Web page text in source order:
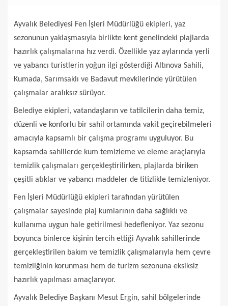
Ayvalık Belediyesi Fen İşleri Müdürlüğü ekipleri, yaz
sezonunun yaklaşmasıyla birlikte kent genelindeki plajlarda
hazırlık çalışmalarına hız verdi. Özellikle yaz aylarında yerli
ve yabancı turistlerin yoğun ilgi gösterdiği Altınova Sahili,
Kumada, Sarımsaklı ve Badavut mevkilerinde yürütülen
çalışmalar aralıksız sürüyor.
Belediye ekipleri, vatandaşların ve tatilcilerin daha temiz,
düzenli ve konforlu bir sahil ortamında vakit geçirebilmeleri
amacıyla kapsamlı bir çalışma programı uyguluyor. Bu
kapsamda sahillerde kum temizleme ve eleme araçlarıyla
temizlik çalışmaları gerçekleştirilirken, plajlarda biriken
çeşitli atıklar ve yabancı maddeler de titizlikle temizleniyor.
Fen İşleri Müdürlüğü ekipleri tarafından yürütülen
çalışmalar sayesinde plaj kumlarının daha sağlıklı ve
kullanıma uygun hale getirilmesi hedefleniyor. Yaz sezonu
boyunca binlerce kişinin tercih ettiği Ayvalık sahillerinde
gerçekleştirilen bakım ve temizlik çalışmalarıyla hem çevre
temizliğinin korunması hem de turizm sezonuna eksiksiz
hazırlık yapılması amaçlanıyor.
Ayvalık Belediye Başkanı Mesut Ergin, sahil bölgelerinde